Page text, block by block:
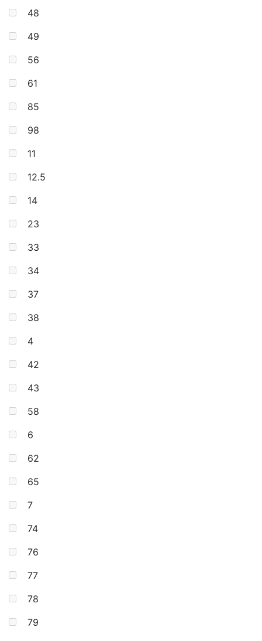
48
49
56
61
85
98
11
12.5
14
23
33
34
37
38
4
42
43
58
6
62
65
7
74
76
77
78
79